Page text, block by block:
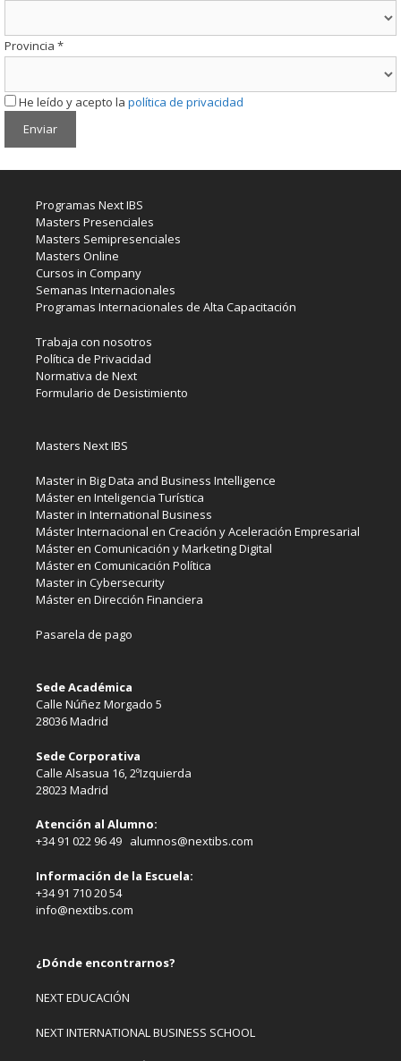
Provincia *
He leído y acepto la política de privacidad
Programas Next IBS
Masters Presenciales
Masters Semipresenciales
Masters Online
Cursos in Company
Semanas Internacionales
Programas Internacionales de Alta Capacitación
Trabaja con nosotros
Política de Privacidad
Normativa de Next
Formulario de Desistimiento
Masters Next IBS
Master in Big Data and Business Intelligence
Máster en Inteligencia Turística
Master in International Business
Máster Internacional en Creación y Aceleración Empresarial
Máster en Comunicación y Marketing Digital
Máster en Comunicación Política
Master in Cybersecurity
Máster en Dirección Financiera
Pasarela de pago
Sede Académica
Calle Núñez Morgado 5
28036 Madrid
Sede Corporativa
Calle Alsasua 16, 2ºIzquierda
28023 Madrid
Atención al Alumno:
+34 91 022 96 49 alumnos@nextibs.com
Información de la Escuela:
+34 91 710 20 54
info@nextibs.com
¿Dónde encontrarnos?
NEXT EDUCACIÓN
NEXT INTERNATIONAL BUSINESS SCHOOL